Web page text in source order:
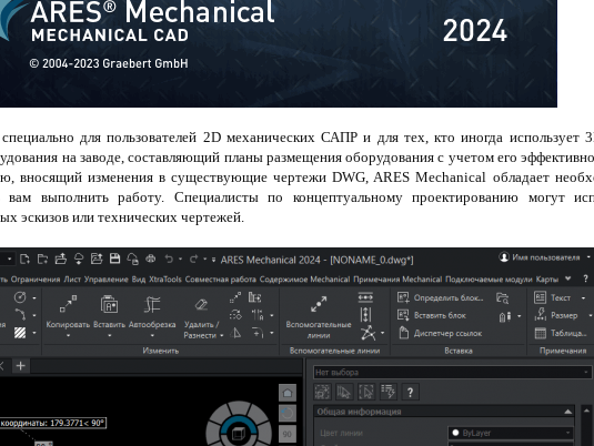
специально для пользователей 2D механических САПР и для тех, кто иногда
на заводе, составляющий планы размещения оборудования с учетом его
вносящий изменения в существующие чертежи DWG, ARES Mechanical обладает
выполнить работу. Специалисты по концептуальному проектированию могут
эскизов или технических чертежей.